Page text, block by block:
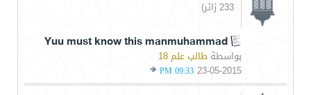
233 زائر)
Yuu must know this manmuhammad
بواسطة طالب علم 18
23-05-2015
09:33 PM